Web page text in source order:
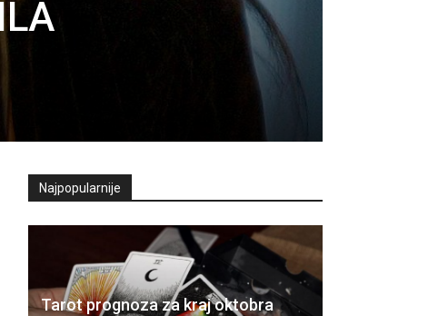
Najpopularnije
Tarot prognoza za kraj oktobra